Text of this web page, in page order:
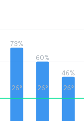
73%
60%
46%
26° 26° 26°